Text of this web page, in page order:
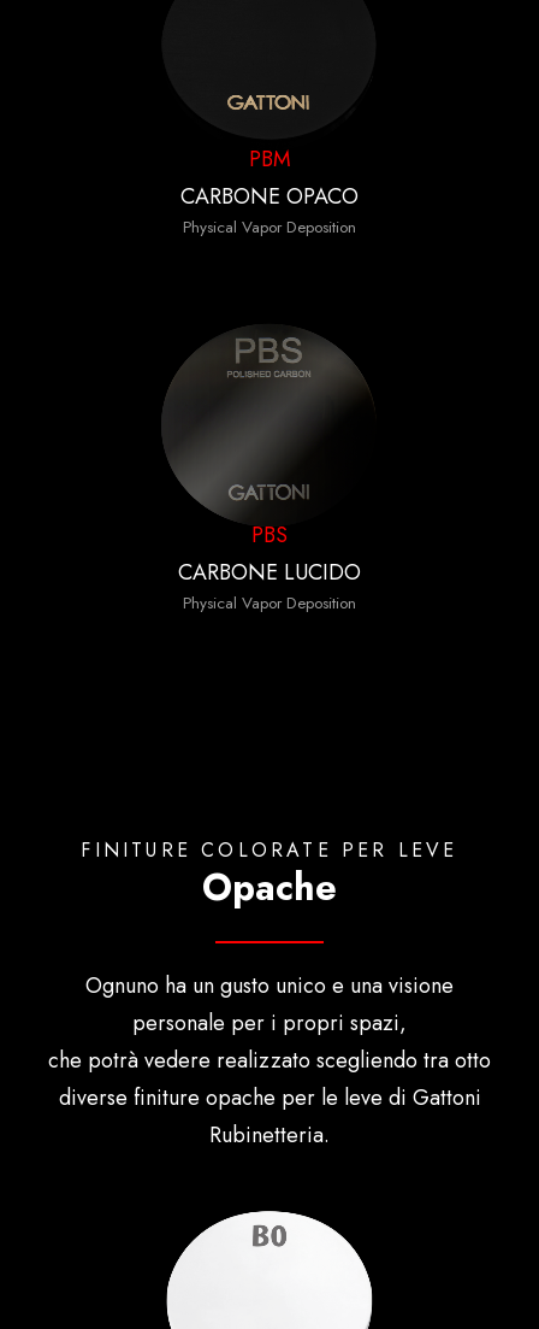
PBM
CARBONE OPACO
Physical Vapor Deposition
PBS
CARBONE LUCIDO
Physical Vapor Deposition
FINITURE COLORATE PER LEVE
Opache
Ognuno ha un gusto unico e una visione
personale per i propri spazi,
che potrà vedere realizzato scegliendo tra otto
diverse finiture opache per le leve di Gattoni
Rubinetteria.